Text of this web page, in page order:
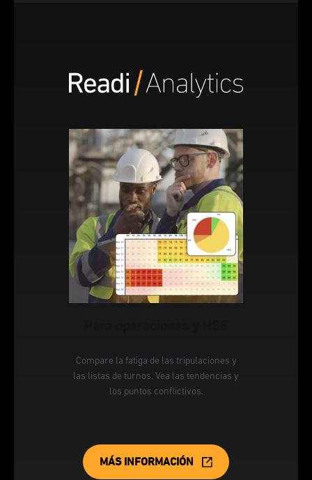
Compare la fatiga de las tripulaciones y
las listas de turnos. Vea las tendencias y
los puntos conflictivos.
MÁS INFORMACIÓN